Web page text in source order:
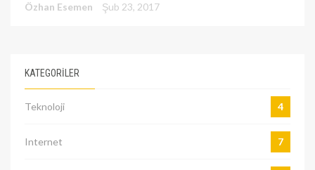
Özhan Esemen Şub 23, 2017
KATEGORILER
Teknoloji 4
Internet 7